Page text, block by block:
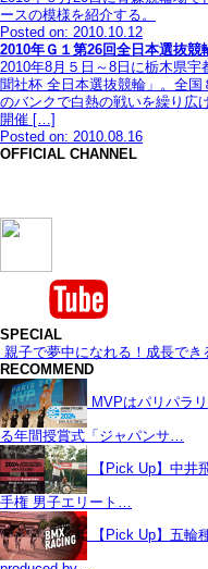
ースの模様を紹介する。
Posted on: 2010.10.12
2010年Ｇ１第26回全日本選抜競
2010年8月５日～8日に栃木県
聞社杯 全日本選抜競輪」。全
のバンクで白熱の戦いを繰り広
開催 […]
Posted on: 2010.08.16
OFFICIAL CHANNEL
SPECIAL
親子で夢中になれる！成長で
RECOMMEND
MVPはパリパラ
る年間授賞式「ジャパンサ…
【Pick Up】中井
手権 男子エリート…
【Pick Up】五